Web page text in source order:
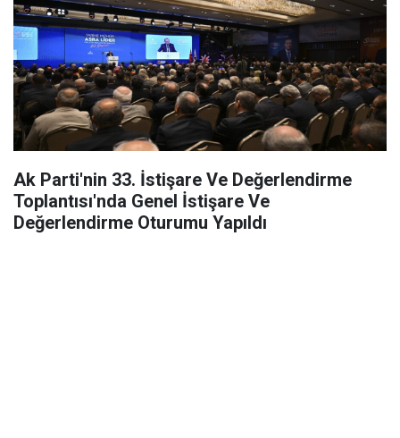
Ak Parti'nin 33. İstişare Ve Değerlendirme
Toplantısı'nda Genel İstişare Ve
Değerlendirme Oturumu Yapıldı